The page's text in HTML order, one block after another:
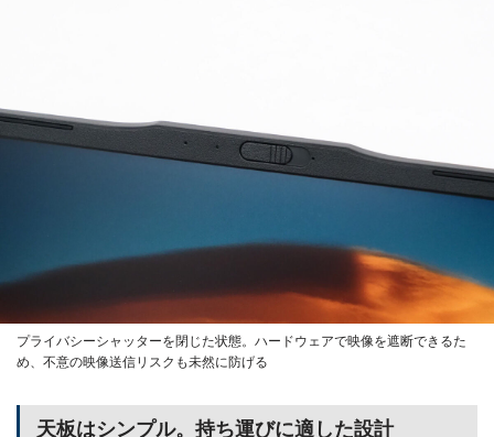
プライバシーシャッターを閉じた状態。ハードウェアで映像を遮断できるた
め、不意の映像送信リスクも未然に防げる
天板はシンプル。持ち運びに適した設計